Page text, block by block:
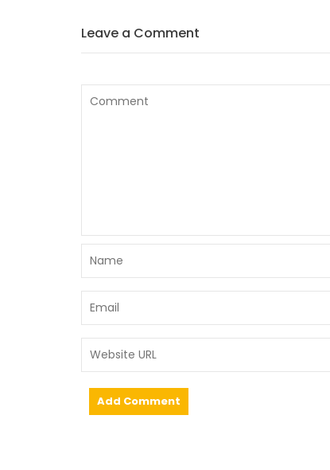
Leave a Comment